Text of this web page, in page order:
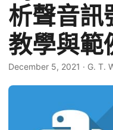
析聲音訊
教學與範
December 5, 2021 · G. T.